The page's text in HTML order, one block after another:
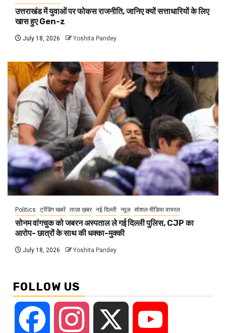
उत्तराखंड में युवाओं पर फोकस राजनीति, जानिए क्यों सत्ताधारियों के लिए
खास हुए Gen-z
July 18, 2026 Yoshita Pandey
Politics ट्रेंडिंग खबरें ताज़ा ख़बर नई दिल्ली न्यूज़ सोशल मीडिया वायरल
सोनम वांगचुक को जबरन अस्पताल ले गई दिल्ली पुलिस, CJP का
आरोप- छात्रों के साथ की धक्का-मुक्की
July 18, 2026 Yoshita Pandey
FOLLOW US
Facebook Instagram